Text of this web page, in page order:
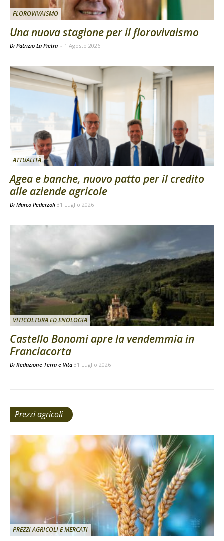
FLOROVIVAISMO
Una nuova stagione per il florovivaismo
Di Patrizio La Pietra - 1 Agosto 2026
ATTUALITÀ
Agea e banche, nuovo patto per il credito
alle aziende agricole
Di Marco Pederzoli 31 Luglio 2026
VITICOLTURA ED ENOLOGIA
Castello Bonomi apre la vendemmia in
Franciacorta
Di Redazione Terra e Vita 31 Luglio 2026
Prezzi agricoli
PREZZI AGRICOLI E MERCATI